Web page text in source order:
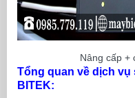
Nâng cấp +
Tổng quan về dịch vụ
BITEK: